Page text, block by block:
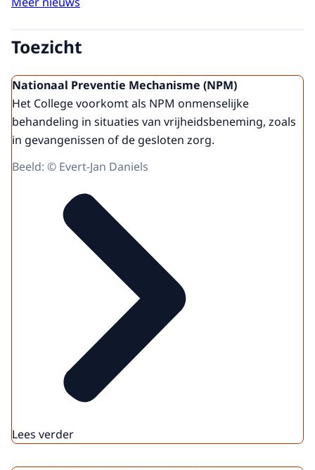
Toezicht
Nationaal Preventie Mechanisme (NPM)
Het College voorkomt als NPM onmenselijke
behandeling in situaties van vrijheidsbeneming, zoals
in gevangenissen of de gesloten zorg.
Beeld: © Evert-Jan Daniels
Lees verder